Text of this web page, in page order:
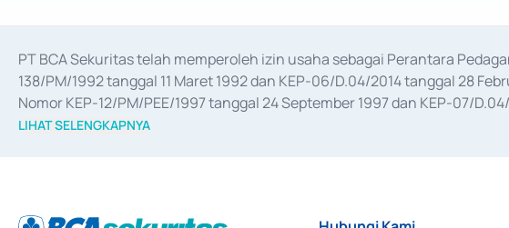
PT BCA Sekuritas telah memperoleh izin usaha sebagai Perantara
138/PM/1992 tanggal 11 Maret 1992 dan KEP-06/D.04/2014 tanggal 28
Nomor KEP-12/PM/PEE/1997 tanggal 24 September 1997 dan KEP-07/
merger, akuisisi, divestasi, dan
LIHAT SELENGKAPNYA